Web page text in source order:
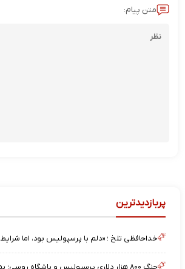
متن پیام:
پربازدیدترین
خداحافظی تلخ ؛ «دلم با پرسپولیس بود، اما
جنگ ۸۰۰ هزار دلاری پرسپولیس و باشگاه